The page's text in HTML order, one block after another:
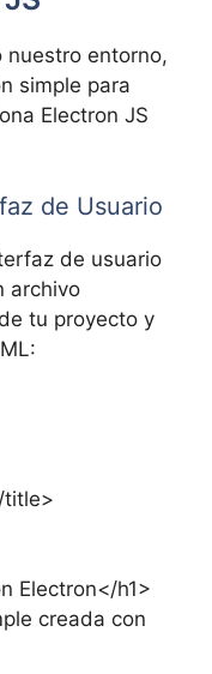
nuestro entorno,
simple para
Electron JS
de Usuario
de usuario
archivo
tu proyecto y
title>
Electron</h1>
creada con